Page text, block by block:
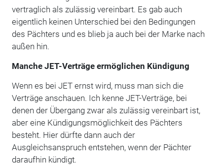
vertraglich als zulässig vereinbart. Es gab auch
eigentlich keinen Unterschied bei den Bedingungen
des Pächters und es blieb ja auch bei der Marke nach
außen hin.
Manche JET-Verträge ermöglichen Kündigung
Wenn es bei JET ernst wird, muss man sich die
Verträge anschauen. Ich kenne JET-Verträge, bei
denen der Übergang zwar als zulässig vereinbart ist,
aber eine Kündigungsmöglichkeit des Pächters
besteht. Hier dürfte dann auch der
Ausgleichsanspruch entstehen, wenn der Pächter
daraufhin kündigt.